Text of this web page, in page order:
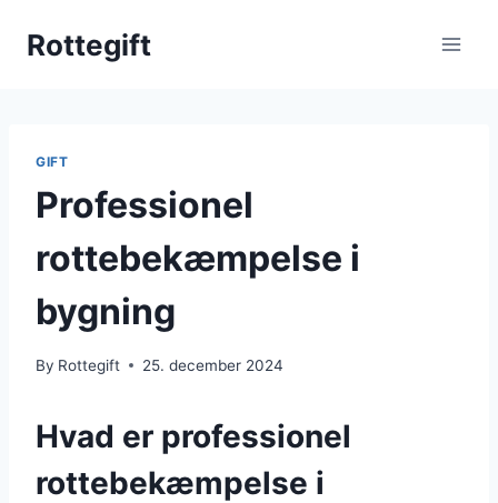
Rottegift
GIFT
Professionel
rottebekæmpelse i
bygning
By Rottegift 25. december 2024
Hvad er professionel
rottebekæmpelse i